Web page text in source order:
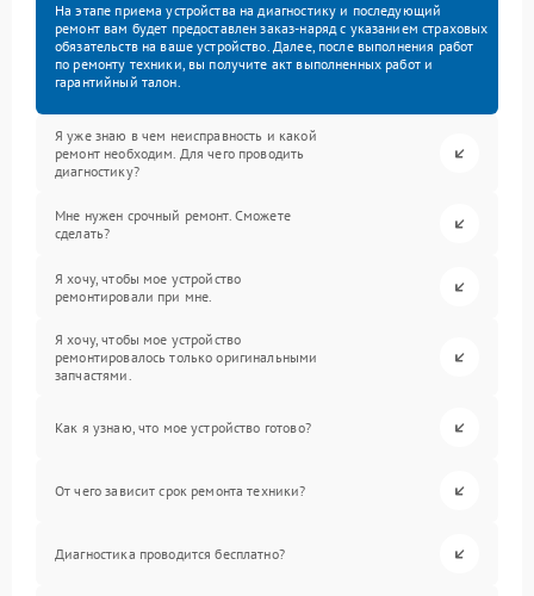
На этапе приема устройства на диагностику и последующий
ремонт вам будет предоставлен заказ-наряд с указанием страховых
обязательств на ваше устройство. Далее, после выполнения работ
по ремонту техники, вы получите акт выполненных работ и
гарантийный талон.
Я уже знаю в чем неисправность и какой
ремонт необходим. Для чего проводить
диагностику?
Мне нужен срочный ремонт. Сможете
сделать?
Я хочу, чтобы мое устройство
ремонтировали при мне.
Я хочу, чтобы мое устройство
ремонтировалось только оригинальными
запчастями.
Как я узнаю, что мое устройство готово?
От чего зависит срок ремонта техники?
Диагностика проводится бесплатно?